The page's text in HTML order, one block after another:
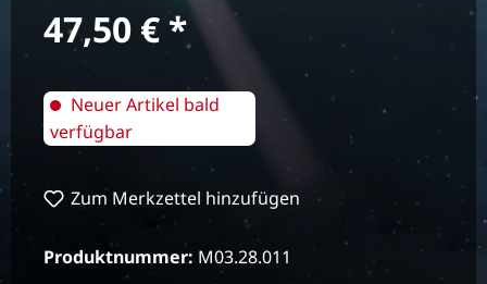
Regulärer Preis:
47,50 €
Neuer Artikel bald
verfügbar
Zum Merkzettel hinzufügen
Produktnummer: M03.28.011